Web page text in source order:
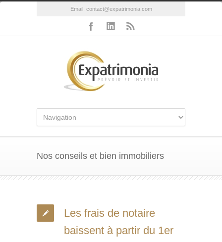
Email: contact@expatrimonia.com
Nos conseils et bien immobiliers
Les frais de notaire
baissent à partir du 1er